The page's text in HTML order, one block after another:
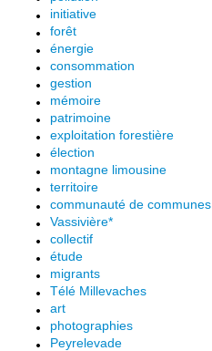
initiative
forêt
énergie
consommation
gestion
mémoire
patrimoine
exploitation forestière
élection
montagne limousine
territoire
communauté de communes
Vassivière*
collectif
étude
migrants
Télé Millevaches
art
photographies
Peyrelevade